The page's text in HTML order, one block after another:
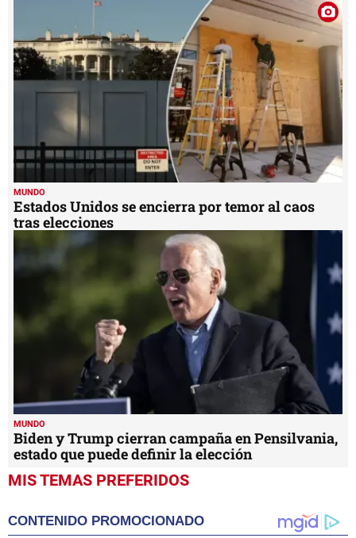
MUNDO
Estados Unidos se encierra por temor al caos
tras elecciones
MUNDO
Biden y Trump cierran campaña en Pensilvania,
estado que puede definir la elección
MIS TEMAS PREFERIDOS
CONTENIDO PROMOCIONADO